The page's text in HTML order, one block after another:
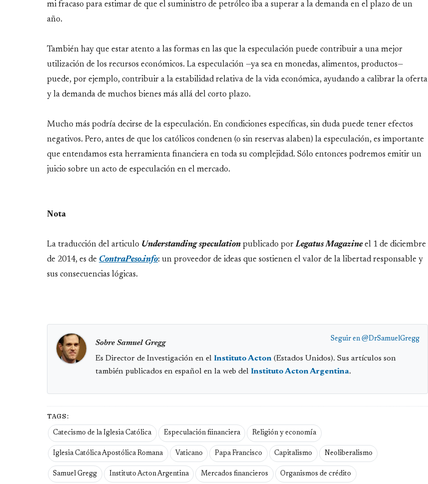
mi fracaso para estimar de que el suministro de petróleo iba a superar a la demanda en el plazo de un
año.
También hay que estar atento a las formas en las que la especulación puede contribuir a una mejor
utilización de los recursos económicos. La especulación —ya sea en monedas, alimentos, productos—
puede, por ejemplo, contribuir a la estabilidad relativa de la vida económica, ayudando a calibrar la oferta
y la demanda de muchos bienes más allá del corto plazo.
Mucho más podría decirse de la especulación. En condiciones específicas, sin duda puede tener efectos
negativos. Pero, antes de que los católicos condenen (o sin reservas alaben) la especulación, es importante
que entendamos esta herramienta financiera en toda su complejidad. Sólo entonces podremos emitir un
juicio sobre un acto de especulación en el mercado.
Nota
La traducción del articulo Understanding speculation publicado porLegatus Magazineel 1 de diciembre
de 2014, es de ContraPeso.info: un proveedor de ideas que sostienen el valor de la libertad responsable y
sus consecuencias lógicas.
Seguir en @DrSamuelGregg
Sobre Samuel Gregg
Es Director de Investigación en el Instituto Acton (Estados Unidos). Sus artículos son
también publicados en español en la web del Instituto Acton Argentina.
TAGS:
Catecismo de la Iglesia Católica Especulación fiinanciera Religión y economía
Iglesia Católica Apostólica Romana Vaticano Papa Francisco Capitalismo Neoliberalismo
Samuel Gregg Instituto Acton Argentina Mercados financieros Organismos de crédito